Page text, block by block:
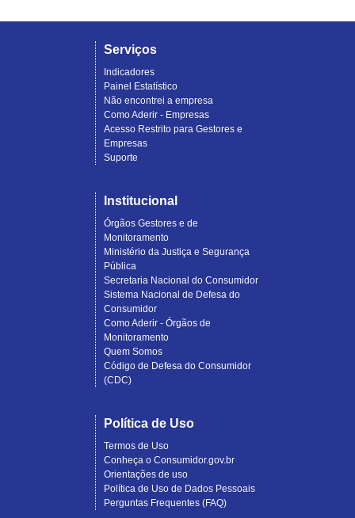
Serviços
Indicadores
Painel Estatístico
Não encontrei a empresa
Como Aderir - Empresas
Acesso Restrito para Gestores e
Empresas
Suporte
Institucional
Órgãos Gestores e de
Monitoramento
Ministério da Justiça e Segurança
Pública
Secretaria Nacional do Consumidor
Sistema Nacional de Defesa do
Consumidor
Como Aderir - Órgãos de
Monitoramento
Quem Somos
Código de Defesa do Consumidor
(CDC)
Política de Uso
Termos de Uso
Conheça o Consumidor.gov.br
Orientações de uso
Política de Uso de Dados Pessoais
Perguntas Frequentes (FAQ)